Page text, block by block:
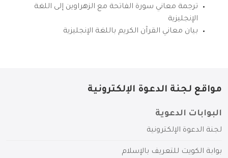
ترجمة معاني سورة الفاتحة مع الزهراوين إلى اللغة
الإنجليزية
بيان معاني القرآن الكريم باللغة الإنجليزية
مواقع لجنة الدعوة الإلكترونية
البوابات الدعوية
لجنة الدعوة الإلكترونية
بوابة الكويت للتعريف بالإسلام